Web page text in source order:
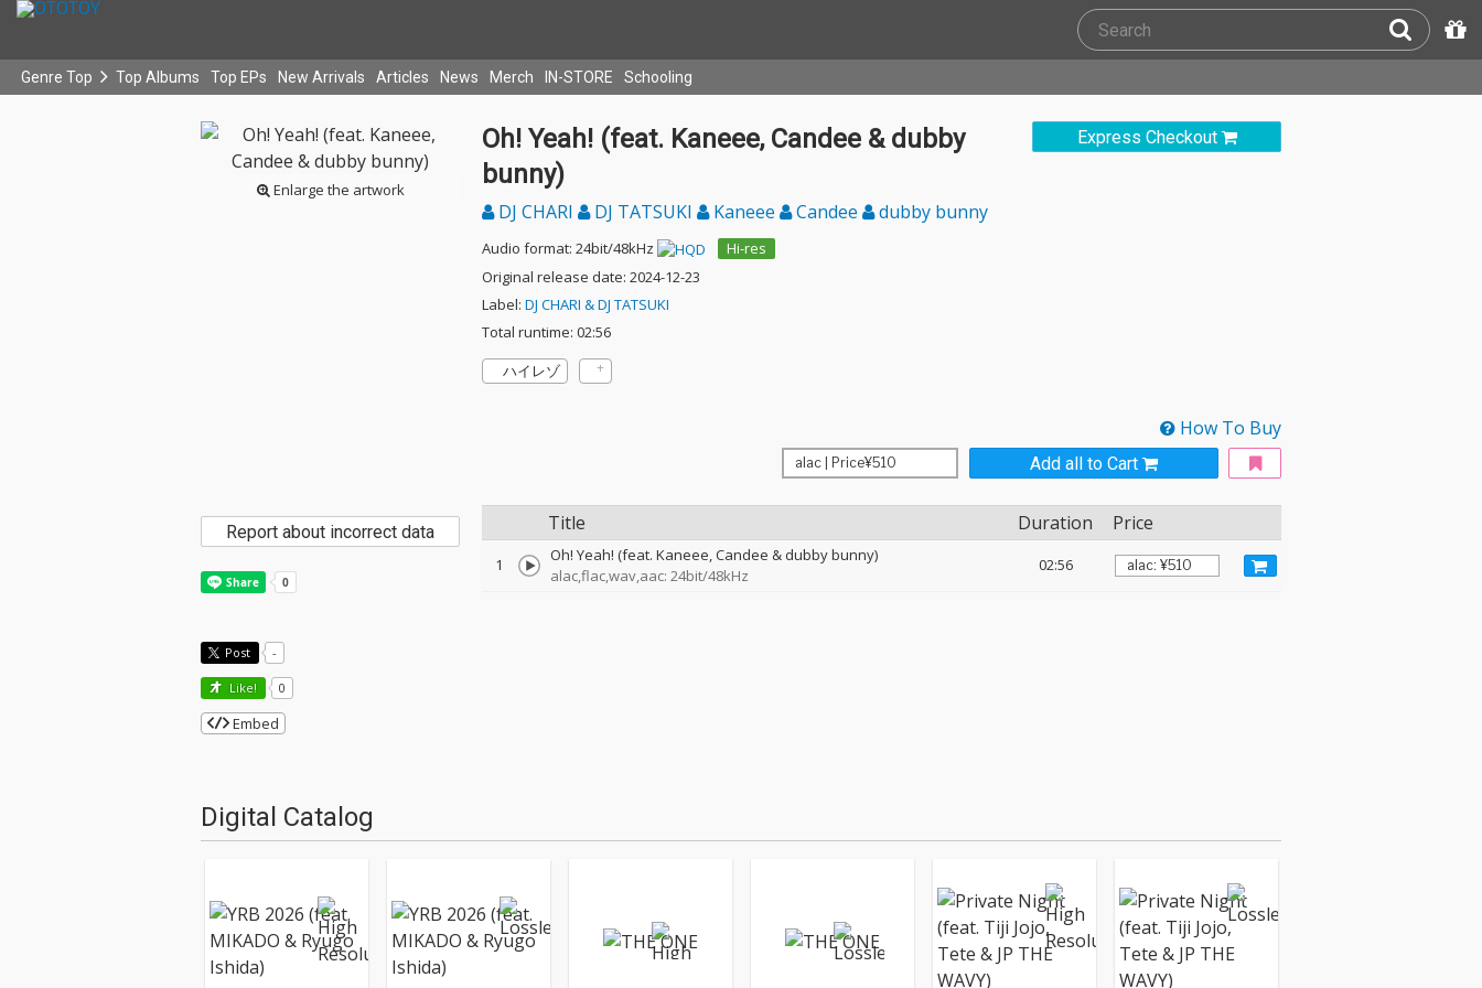
Genre Top Top Albums Top EPs New Arrivals Articles News Merch IN-STORE Schooling
Enlarge the artwork
Express Checkout
Oh! Yeah! (feat. Kaneee, Candee & dubby
bunny)
DJ CHARI DJ TATSUKI Kaneee Candee dubby bunny
Audio format: 24bit/48kHz
Hi-res
Original release date: 2024-12-23
Label: DJ CHARI & DJ TATSUKI
Total runtime: 02:56
ハイレゾ
How To Buy
Add all to Cart
Title Duration Price
1
Oh! Yeah! (feat. Kaneee, Candee & dubby bunny)
alac,flac,wav,aac: 24bit/48kHz
02:56
Report about incorrect data
Post -
Like! 0
Embed
Digital Catalog